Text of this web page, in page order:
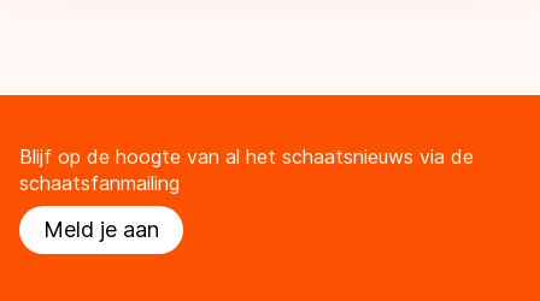
Blijf op de hoogte van al het schaatsnieuws via de
schaatsfanmailing
Meld je aan